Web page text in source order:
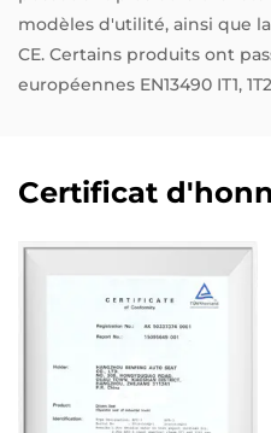
modèles d'utilité, ainsi que
CE. Certains produits ont
européennes EN13490 IT1,
Certificat